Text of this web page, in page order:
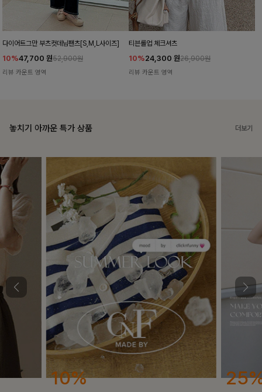
다이어트그만 부츠컷데님팬츠[S,M,L사이즈]
10%47,700 원52,900원
리뷰 카운트 영역
티븐롤업 체크셔츠
10%24,300 원26,900원
리뷰 카운트 영역
놓치기 아까운 특가 상품 더보기
25% 10%